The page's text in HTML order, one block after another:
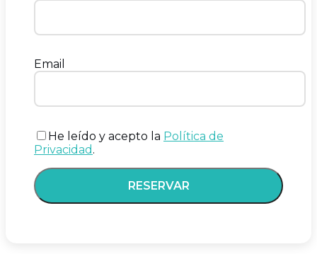
Email
He leído y acepto la Política de
Privacidad .